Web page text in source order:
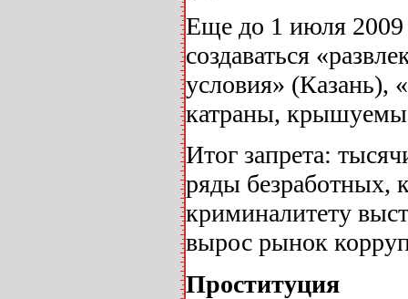
Еще до 1 июля 2009
создаваться
условия» (Казань),
катраны,
Итог запрета:
ряды безработных,
криминалитету
вырос рынок
Проституция